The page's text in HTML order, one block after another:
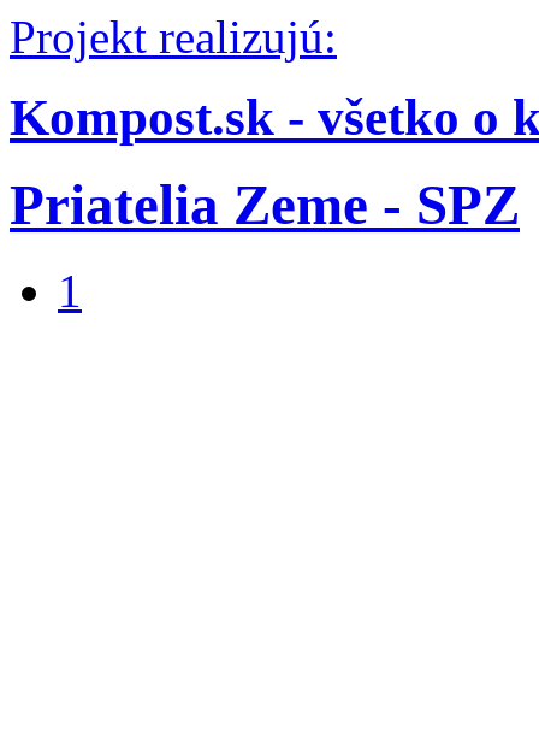
Projekt realizujú:
Kompost.sk - všetko o
Priatelia Zeme - SPZ
1